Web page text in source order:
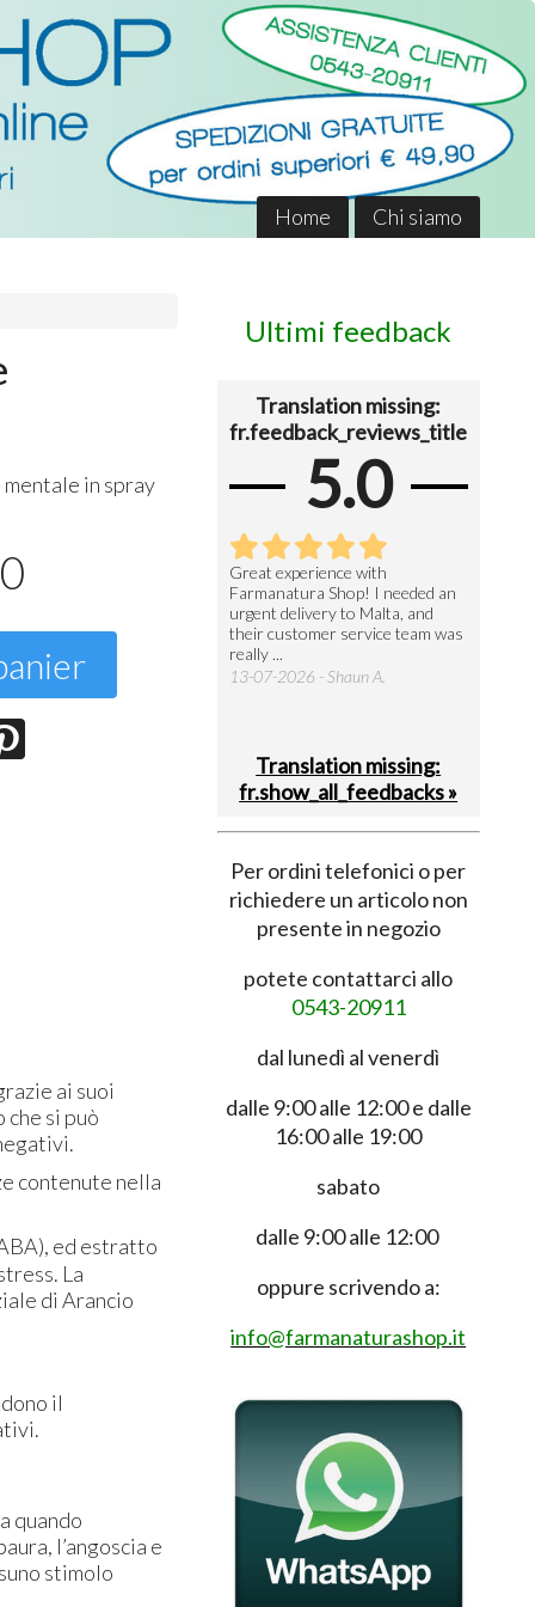
Home Chi siamo
in spray
ai suoi
si può
contenute nella
ed estratto
La
di Arancio
il
quando
l’angoscia e
stimolo
Ultimi feedback
Translation missing:
fr.feedback_reviews_title
5.0
perfetto
27-07-2026 - Ruggero V.
Great experience with
Farmanatura Shop! I needed an
urgent delivery to Malta, and
their customer service team was
really ...
13-07-2026 - Shaun A.
Translation missing:
fr.show_all_feedbacks »
Per ordini telefonici o per
richiedere un articolo non
presente in negozio
potete contattarci allo
0543-20911
dal lunedì al venerdì
dalle 9:00 alle 12:00 e dalle
16:00 alle 19:00
sabato
dalle 9:00 alle 12:00
oppure scrivendo a:
info@farmanaturashop.it